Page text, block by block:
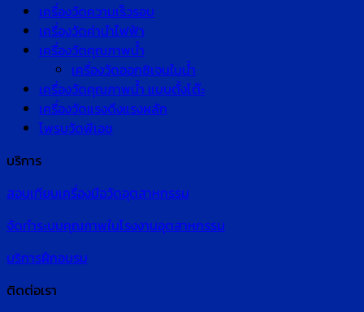
เครื่องวัดความเร็วรอบ
เครื่องวัดค่านำไฟฟ้า
เครื่องวัดคุณภาพน้ำ
เครื่องวัดออกซิเจนในน้ำ
เครื่องวัดคุณภาพน้ำ แบบตั้งโต๊ะ
เครื่องวัดแรงดึงแรงผลัก
โพรบวัดพีเอช
บริการ
สอบเทียบเครื่องมือวัดอุตสาหกรรม
จัดทำระบบคุณภาพในโรงงานอุตสาหกรรม
บริการฝึกอบรม
ติดต่อเรา